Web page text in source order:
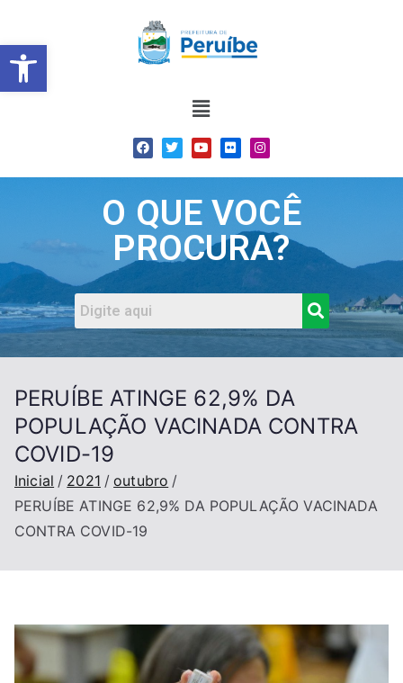
Barra de Ferramentas
O QUE VOCÊ
PROCURA?
PERUÍBE ATINGE 62,9% DA
POPULAÇÃO VACINADA CONTRA
COVID-19
Inicial 2021
outubro
PERUÍBE ATINGE 62,9% DA POPULAÇÃO VACINADA
CONTRA COVID-19